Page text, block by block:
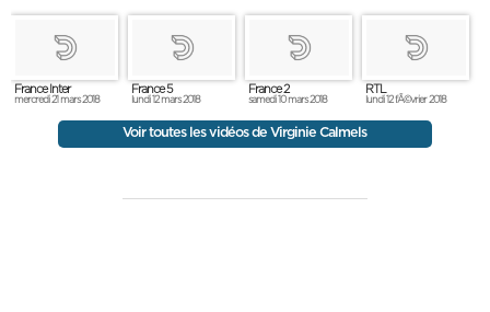
France Inter
mercredi 21 mars 2018
France 5
lundi 12 mars 2018
France 2
samedi 10 mars 2018
RTL
lundi 12 fÃ©vrier 2018
Voir toutes les vidéos de Virginie Calmels